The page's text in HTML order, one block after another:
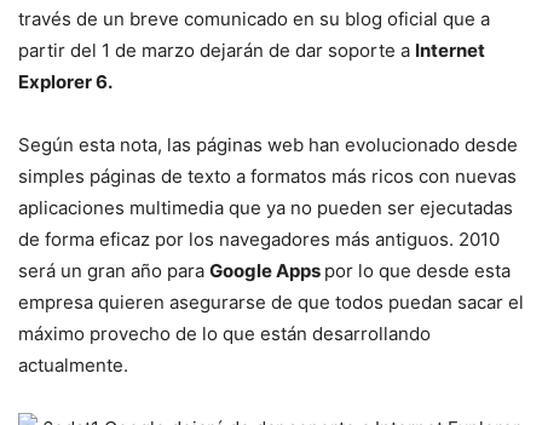
través de un breve comunicado en su blog oficial que a
partir del 1 de marzo dejarán de dar soporte a Internet
Explorer 6.
Según esta nota, las páginas web han evolucionado desde
simples páginas de texto a formatos más ricos con nuevas
aplicaciones multimedia que ya no pueden ser ejecutadas
de forma eficaz por los navegadores más antiguos. 2010
será un gran año para Google Apps por lo que desde esta
empresa quieren asegurarse de que todos puedan sacar el
máximo provecho de lo que están desarrollando
actualmente.